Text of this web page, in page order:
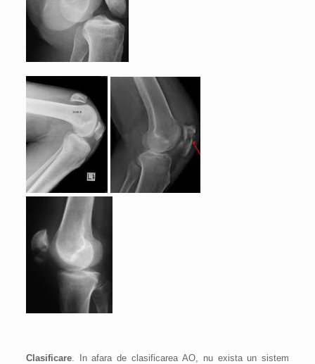
Clasificare. In afara de clasificarea AO, nu exista un sistem